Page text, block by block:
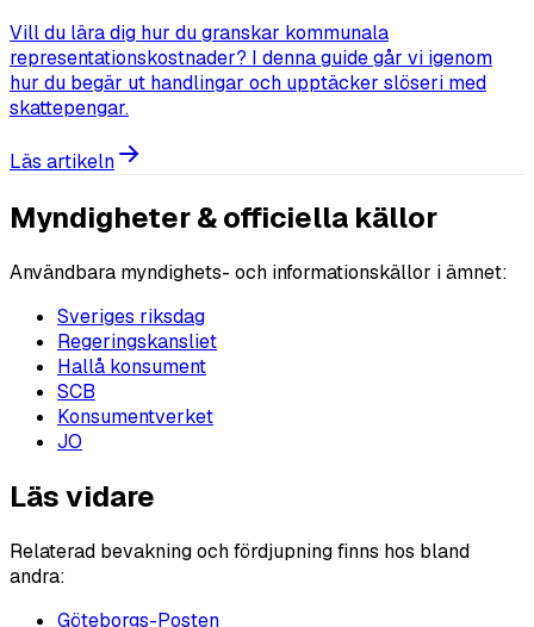
Vill du lära dig hur du granskar kommunala
representationskostnader? I denna guide går vi igenom
hur du begär ut handlingar och upptäcker slöseri med
skattepengar.
Läs artikeln
Myndigheter & officiella källor
Användbara myndighets- och informationskällor i ämnet:
Sveriges riksdag
Regeringskansliet
Hallå konsument
SCB
Konsumentverket
JO
Läs vidare
Relaterad bevakning och fördjupning finns hos bland
andra:
Göteborgs-Posten